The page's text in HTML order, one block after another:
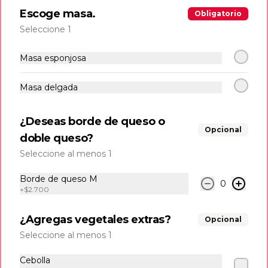
Empanadas
6 und de tostones de platano verde
Escoge masa. Obligatorio
Seleccione 1
Masa esponjosa
Masa delgada
¿Deseas borde de queso o
doble queso?
Opcional
Seleccione al menos 1
Borde de queso M
+$2.700
0
¿Agregas vegetales extras? Opcional
Seleccione al menos 1
Cebolla